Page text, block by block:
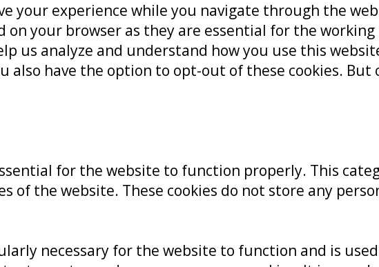
your experience while you navigate through the
on your browser as they are essential for the
us analyze and understand how you use this
also have the option to opt-out of these cookies.
for the website to function properly. This
of the website. These cookies do not store any
necessary for the website to function and is